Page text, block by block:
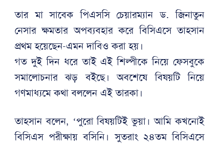
তার মা সাবেক পিএসসি চেয়ারম্যান ড. জিনাতুন
নেসার ক্ষমতার অপব্যবহার করে বিসিএসে তাহসান
প্রথম হয়েছেন-এমন দাবিও করা হয়।
গত দুই দিন ধরে তাই এই শিল্পীকে নিয়ে ফেসবুকে
সমালোচনার ঝড় বইছে। অবশেষে বিষয়টি নিয়ে
গণমাধ্যমে কথা বললেন এই তারকা।
তাহসান বলেন, ‌‘পুরো বিষয়টিই ভুয়া। আমি কখনোই
বিসিএস পরীক্ষায় বসিনি। সুতরাং ২৪তম বিসিএসে